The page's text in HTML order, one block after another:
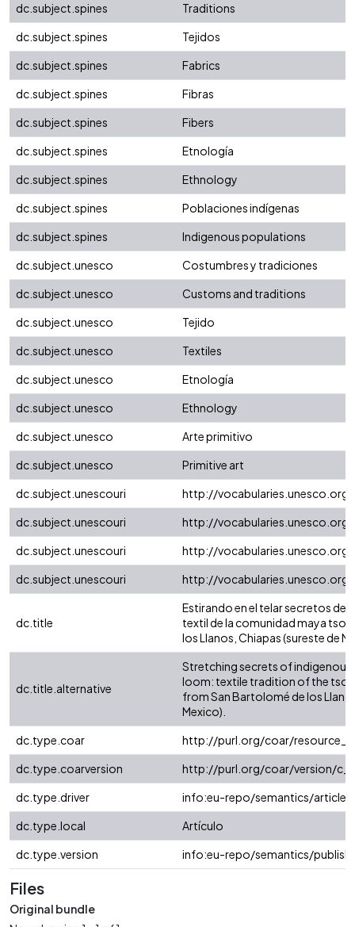
dc.subject.spines
Traditions
dc.subject.spines
Tejidos
dc.subject.spines
Fabrics
dc.subject.spines
Fibras
dc.subject.spines
Fibers
dc.subject.spines
Etnología
dc.subject.spines
Ethnology
dc.subject.spines
Poblaciones indígenas
dc.subject.spines
Indigenous populations
dc.subject.unesco
Costumbres y tradiciones
dc.subject.unesco
Customs and traditions
dc.subject.unesco
Tejido
dc.subject.unesco
Textiles
dc.subject.unesco
Etnología
dc.subject.unesco
Ethnology
dc.subject.unesco
Arte primitivo
dc.subject.unesco
Primitive art
dc.subject.unescouri
http://
dc.subject.unescouri
http://
dc.subject.unescouri
http://
dc.subject.unescouri
http://
dc.title
Estirando en el telar secretos de
textil de la comunidad maya
los Llanos, Chiapas (sureste de
dc.title.alternative
Stretching secrets of
loom: textile tradition of the
from San Bartolomé de los
Mexico).
dc.type.coar
http://purl.org/coar/
dc.type.coarversion
http://purl.org/coar/version/
dc.type.driver
info:eu-repo/semantics/article
dc.type.local
Artículo
dc.type.version
info:eu-repo/semantics/
Files
Original bundle